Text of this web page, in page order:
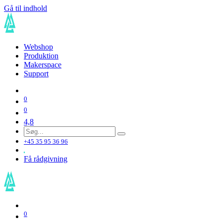
Gå til indhold
Webshop
Produktion
Makerspace
Support
0
0
4,8
+45 35 95 36 96
Få rådgivning
0